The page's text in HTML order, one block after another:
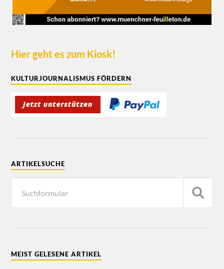
Hier geht es zum Kiosk!
KULTURJOURNALISMUS FÖRDERN
ARTIKELSUCHE
MEIST GELESENE ARTIKEL